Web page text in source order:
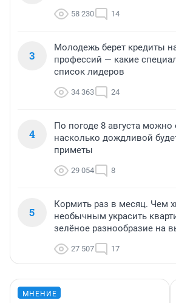
58 230 14
3
Молодежь берет кредиты
профессий — какие
список лидеров
34 363 24
4
По погоде 8 августа можно
насколько дождливой
приметы
29 054 8
5
Кормить раз в месяц. Чем
необычным украсить
зелёное разнообразие на
27 507 17
МНЕНИЕ